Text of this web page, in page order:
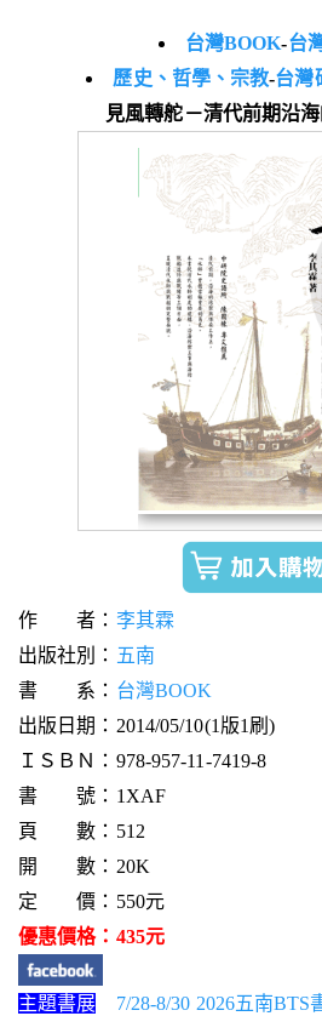
台灣BOOK-台
歷史、哲學、宗教-台灣
見風轉舵－清代前期沿
作 者： 李其霖
出版社別： 五南
書 系： 台灣BOOK
出版日期：2014/05/10(1版1刷)
ＩＳＢＮ：978-957-11-7419-8
書 號：1XAF
頁 數：512
開 數：20K
定 價：550元
優惠價格：435元
主題書展
7/28-8/30 2026五南